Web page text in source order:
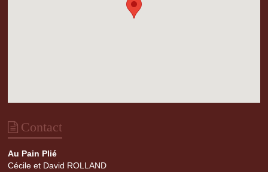
Contact
Au Pain Plié
Cécile et David ROLLAND